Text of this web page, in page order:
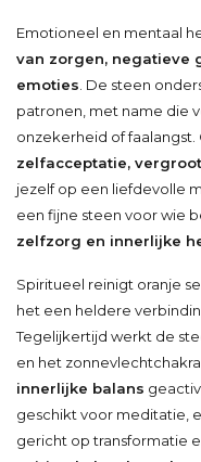
Emotioneel en mentaal
van zorgen, negatieve
emoties . De steen
patronen, met name die
onzekerheid of faalangst.
zelfacceptatie,
jezelf op een liefdevolle
een fijne steen voor wie
zelfzorg en innerlijke
Spiritueel reinigt oranje
het een heldere
Tegelijkertijd werkt de
en het
innerlijke balans
geschikt voor meditatie,
gericht op transformatie